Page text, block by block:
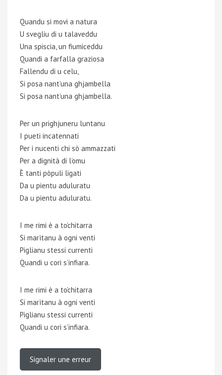
Quandu si movi a natura
U svegliu di u talaveddu
Una spiscia, un fiumiceddu
Quandi a farfalla graziosa
Fallendu di u celu,
Si posa nant’una ghjambella
Si posa nant’una ghjambella.
Per un prighjuneru luntanu
I pueti incatennati
Per i nucenti chi sò ammazzati
Per a dignità di l’omu
È tanti pòpuli ligati
Da u pientu aduluratu
Da u pientu aduluratu.
I me rimi è a to’chitarra
Si marìtanu à ogni venti
Pìglianu stessi currenti
Quandi u cori s’infiara.
I me rimi è a to’chitarra
Si marìtanu à ogni venti
Pìglianu stessi currenti
Quandi u cori s’infiara.
Signaler une erreur